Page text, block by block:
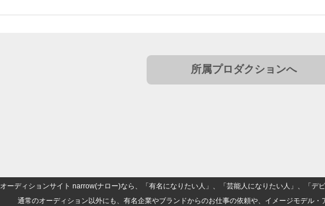
所属プロダクションへ
オーディションサイト narrow(ナロー)なら、「有名になりたい人」、「芸能人になりたい人」、「デ
通常のオーディション以外にも、有名企業やブランドからのお仕事の依頼や、イメージモデル・